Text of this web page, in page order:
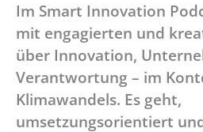
Im Smart Innovation
mit engagierten und
über Innovation,
Verantwortung – im
Klimawandels. Es geht,
umsetzungsorientiert